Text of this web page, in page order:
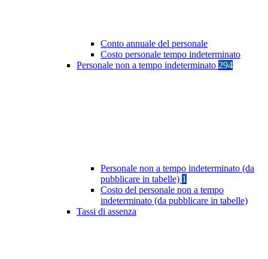
Conto annuale del personale
Costo personale tempo indeterminato
Personale non a tempo indeterminato 294
Personale non a tempo indeterminato (da
pubblicare in tabelle) 1
Costo del personale non a tempo
indeterminato (da pubblicare in tabelle)
Tassi di assenza